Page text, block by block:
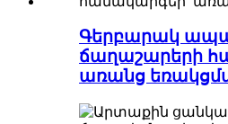
Գերբարակ
ճաղաշարերի
առանց